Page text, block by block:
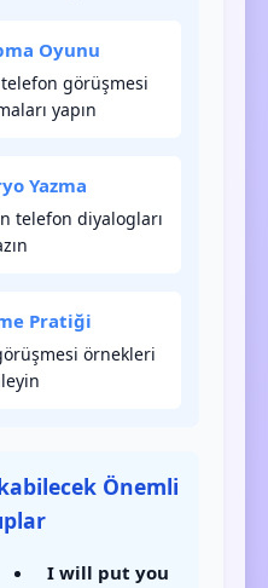
Oyunu
telefon görüşmesi
yapın
Yazma
telefon diyalogları
Pratiği
örnekleri
Önemli
I will put you